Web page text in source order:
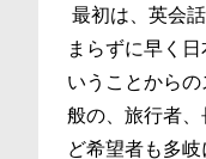
最初は、英会
まらずに早く
いうことから
般の、旅行者
ど希望者も多